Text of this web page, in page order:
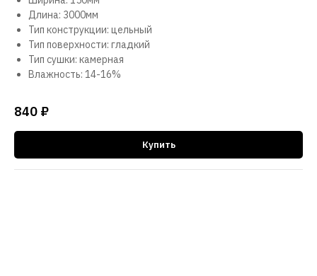
Длина: 3000мм
Тип конструкции: цельный
Тип поверхности: гладкий
Тип сушки: камерная
Влажность: 14-16%
840 ₽
Купить